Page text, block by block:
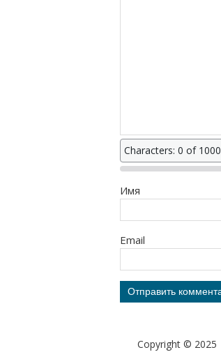
Characters: 0 of 1000
Имя
Email
Copyright © 2025